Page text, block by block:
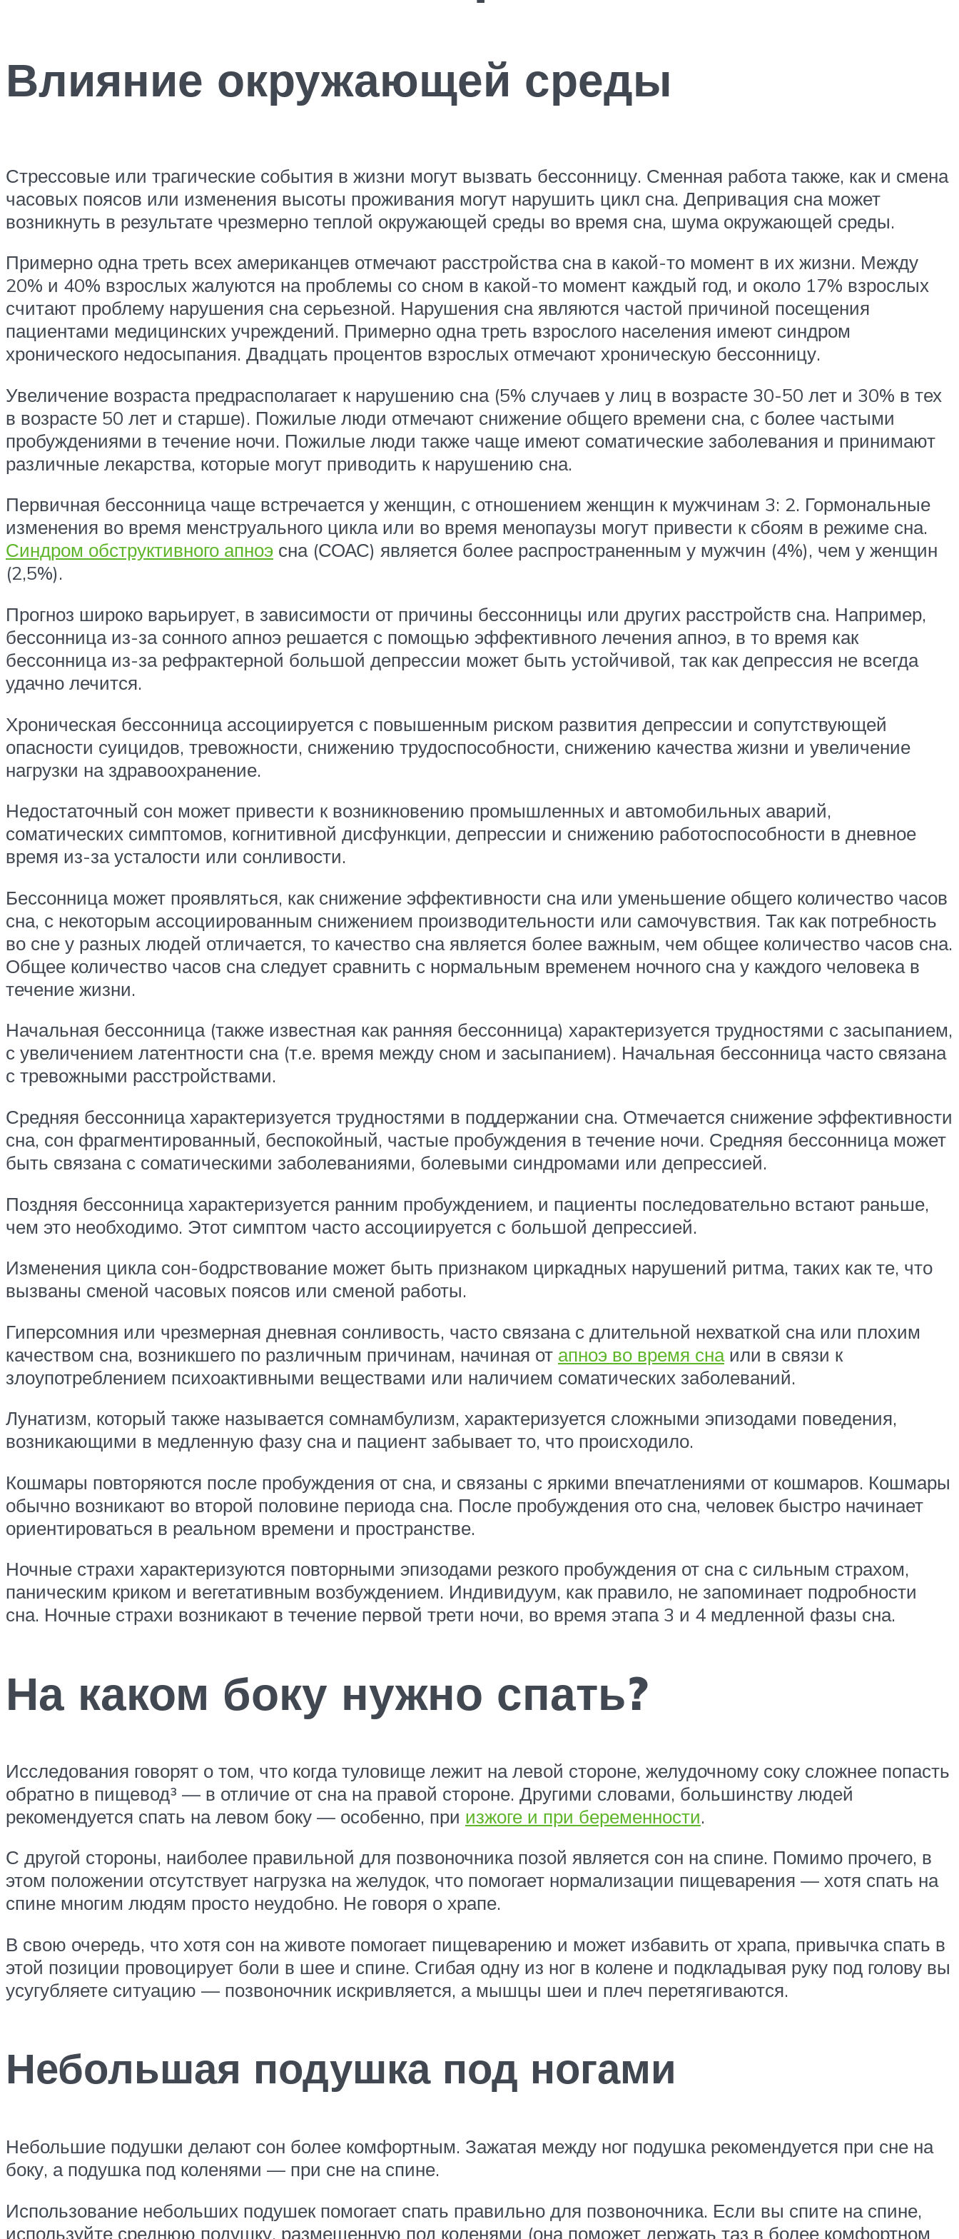
Влияние окружающей среды
Стрессовые или трагические события в жизни могут вызвать бессонницу. Сменная работа также, как и смена
часовых поясов или изменения высоты проживания могут нарушить цикл сна. Депривация сна может
возникнуть в результате чрезмерно теплой окружающей среды во время сна, шума окружающей среды.
Примерно одна треть всех американцев отмечают расстройства сна в какой-то момент в их жизни. Между
20% и 40% взрослых жалуются на проблемы со сном в какой-то момент каждый год, и около 17% взрослых
считают проблему нарушения сна серьезной. Нарушения сна являются частой причиной посещения
пациентами медицинских учреждений. Примерно одна треть взрослого населения имеют синдром
хронического недосыпания. Двадцать процентов взрослых отмечают хроническую бессонницу.
Увеличение возраста предрасполагает к нарушению сна (5% случаев у лиц в возрасте 30-50 лет и 30% в тех
в возрасте 50 лет и старше). Пожилые люди отмечают снижение общего времени сна, с более частыми
пробуждениями в течение ночи. Пожилые люди также чаще имеют соматические заболевания и принимают
различные лекарства, которые могут приводить к нарушению сна.
Первичная бессонница чаще встречается у женщин, с отношением женщин к мужчинам 3: 2. Гормональные
изменения во время менструального цикла или во время менопаузы могут привести к сбоям в режиме сна.
Синдром обструктивного апноэ сна (СОАС) является более распространенным у мужчин (4%), чем у женщин
(2,5%).
Прогноз широко варьирует, в зависимости от причины бессонницы или других расстройств сна. Например,
бессонница из-за сонного апноэ решается с помощью эффективного лечения апноэ, в то время как
бессонница из-за рефрактерной большой депрессии может быть устойчивой, так как депрессия не всегда
удачно лечится.
Хроническая бессонница ассоциируется с повышенным риском развития депрессии и сопутствующей
опасности суицидов, тревожности, снижению трудоспособности, снижению качества жизни и увеличение
нагрузки на здравоохранение.
Недостаточный сон может привести к возникновению промышленных и автомобильных аварий,
соматических симптомов, когнитивной дисфункции, депрессии и снижению работоспособности в дневное
время из-за усталости или сонливости.
Бессонница может проявляться, как снижение эффективности сна или уменьшение общего количество часов
сна, с некоторым ассоциированным снижением производительности или самочувствия. Так как потребность
во сне у разных людей отличается, то качество сна является более важным, чем общее количество часов сна.
Общее количество часов сна следует сравнить с нормальным временем ночного сна у каждого человека в
течение жизни.
Начальная бессонница (также известная как ранняя бессонница) характеризуется трудностями с засыпанием,
с увеличением латентности сна (т.е. время между сном и засыпанием). Начальная бессонница часто связана
с тревожными расстройствами.
Средняя бессонница характеризуется трудностями в поддержании сна. Отмечается снижение эффективности
сна, сон фрагментированный, беспокойный, частые пробуждения в течение ночи. Средняя бессонница может
быть связана с соматическими заболеваниями, болевыми синдромами или депрессией.
Поздняя бессонница характеризуется ранним пробуждением, и пациенты последовательно встают раньше,
чем это необходимо. Этот симптом часто ассоциируется с большой депрессией.
Изменения цикла сон-бодрствование может быть признаком циркадных нарушений ритма, таких как те, что
вызваны сменой часовых поясов или сменой работы.
Гиперсомния или чрезмерная дневная сонливость, часто связана с длительной нехваткой сна или плохим
качеством сна, возникшего по различным причинам, начиная от апноэ во время снаили в связи к
злоупотреблением психоактивными веществами или наличием соматических заболеваний.
Лунатизм, который также называется сомнамбулизм, характеризуется сложными эпизодами поведения,
возникающими в медленную фазу сна и пациент забывает то, что происходило.
Кошмары повторяются после пробуждения от сна, и связаны с яркими впечатлениями от кошмаров. Кошмары
обычно возникают во второй половине периода сна. После пробуждения ото сна, человек быстро начинает
ориентироваться в реальном времени и пространстве.
Ночные страхи характеризуются повторными эпизодами резкого пробуждения от сна с сильным страхом,
паническим криком и вегетативным возбуждением. Индивидуум, как правило, не запоминает подробности
сна. Ночные страхи возникают в течение первой трети ночи, во время этапа 3 и 4 медленной фазы сна.
На каком боку нужно спать?
Исследования говорят о том, что когда туловище лежит на левой стороне, желудочному соку сложнее попасть
обратно в пищевод³ — в отличие от сна на правой стороне. Другими словами, большинству людей
рекомендуется спать на левом боку — особенно, при изжоге и при беременности.
С другой стороны, наиболее правильной для позвоночника позой является сон на спине. Помимо прочего, в
этом положении отсутствует нагрузка на желудок, что помогает нормализации пищеварения — хотя спать на
спине многим людям просто неудобно. Не говоря о храпе.
В свою очередь, что хотя сон на животе помогает пищеварению и может избавить от храпа, привычка спать в
этой позиции провоцирует боли в шее и спине. Сгибая одну из ног в колене и подкладывая руку под голову вы
усугубляете ситуацию — позвоночник искривляется, а мышцы шеи и плеч перетягиваются.
Небольшая подушка под ногами
Небольшие подушки делают сон более комфортным. Зажатая между ног подушка рекомендуется при сне на
боку, а подушка под коленями — при сне на спине.
Использование небольших подушек помогает спать правильно для позвоночника. Если вы спите на спине,
используйте среднюю подушку, размещенную под коленями (она поможет держать таз в более комфортном